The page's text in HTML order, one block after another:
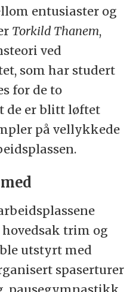
entusiaster og
Torkild Thanem,
ved
som har studert
for de to
de er blitt løftet
på vellykkede
hovedsak trim og
utstyrt med
spaserturer